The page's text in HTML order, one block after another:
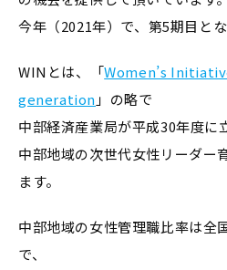
今年（2021年）で、第5期目とな
WINとは、「Women’s
generation 」の略で
中部経済産業局が平成30年度に
中部地域の次世代女性リーダー
ます。
中部地域の女性管理職比率は全
で、